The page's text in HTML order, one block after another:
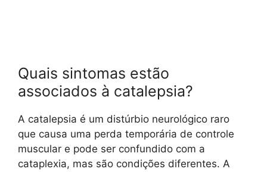
Quais sintomas estão
associados à catalepsia?
A catalepsia é um distúrbio neurológico raro
que causa uma perda temporária de controle
muscular e pode ser confundido com a
cataplexia, mas são condições diferentes. A